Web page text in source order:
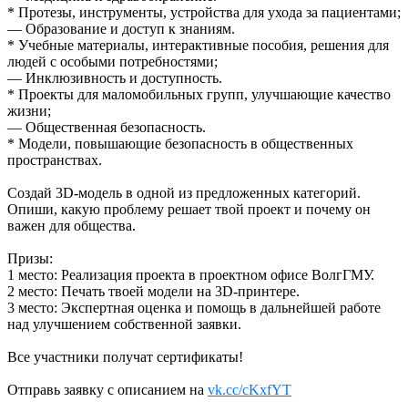
* Протезы, инструменты, устройства для ухода за пациентами;
— Образование и доступ к знаниям.
* Учебные материалы, интерактивные пособия, решения для
людей с особыми потребностями;
— Инклюзивность и доступность.
* Проекты для маломобильных групп, улучшающие качество
жизни;
— Общественная безопасность.
* Модели, повышающие безопасность в общественных
пространствах.
Создай 3D-модель в одной из предложенных категорий.
Опиши, какую проблему решает твой проект и почему он
важен для общества.
Призы:
1 место: Реализация проекта в проектном офисе ВолгГМУ.
2 место: Печать твоей модели на 3D-принтере.
3 место: Экспертная оценка и помощь в дальнейшей работе
над улучшением собственной заявки.
Все участники получат сертификаты!
Отправь заявку с описанием на vk.cc/cKxfYT